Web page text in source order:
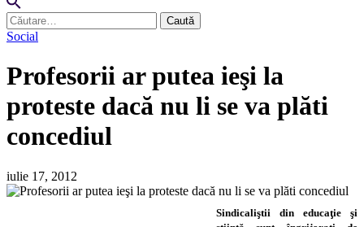
Caută
după:
Social
Profesorii ar putea ieşi la
proteste dacă nu li se va plăti
concediul
iulie 17, 2012
Sindicaliştii din educaţie şi